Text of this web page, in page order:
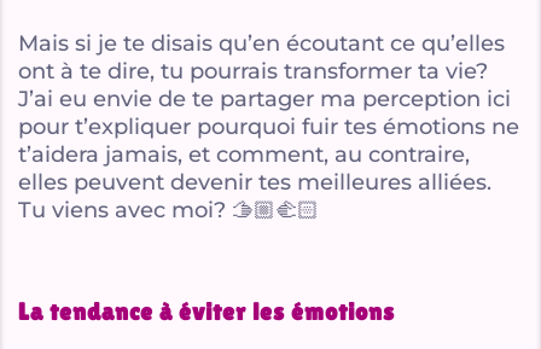
Mais si je te disais qu’en écoutant ce qu’elles
ont à te dire, tu pourrais transformer ta vie?
J’ai eu envie de te partager ma perception ici
pour t’expliquer pourquoi fuir tes émotions ne
t’aidera jamais, et comment, au contraire,
elles peuvent devenir tes meilleures alliées.
Tu viens avec moi? 🫱🏼‍🫲🏻
La tendance à éviter les émotions